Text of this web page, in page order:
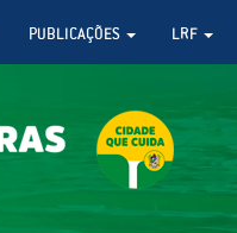
PUBLICAÇÕES LRF